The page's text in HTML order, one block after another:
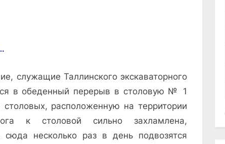
служащие Таллинского экскаваторного
в обеденный перерыв в столовую № 1
столовых, расположенную на территории
к столовой сильно захламлена,
несколько раз в день подвозятся